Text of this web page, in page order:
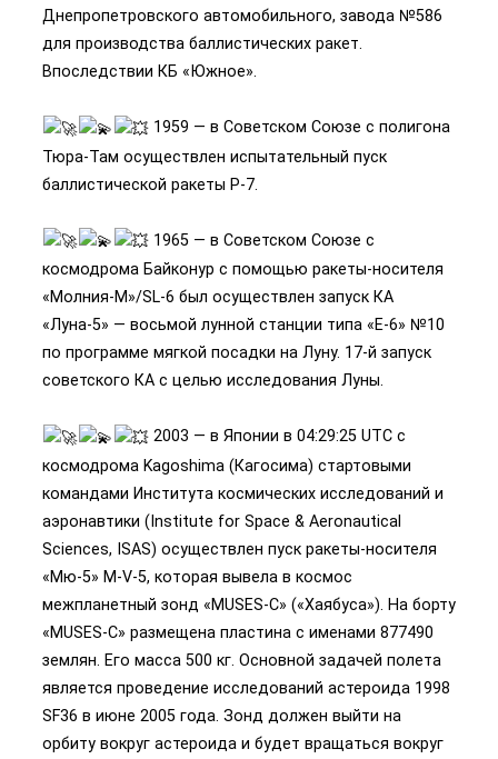
Днепропетровского автомобильного, завода №586
для производства баллистических ракет.
Впоследствии КБ «Южное».
1959 — в Советском Союзе с полигона
Тюра-Там осуществлен испытательный пуск
баллистической ракеты Р-7.
1965 — в Советском Союзе с
космодрома Байконур с помощью ракеты-носителя
«Молния-М»/SL-6 был осуществлен запуск КА
«Луна-5» — восьмой лунной станции типа «Е-6» №10
по программе мягкой посадки на Луну. 17-й запуск
советского КА с целью исследования Луны.
2003 — в Японии в 04:29:25 UTC с
космодрома Kagoshima (Кагосима) стартовыми
командами Института космических исследований и
аэронавтики (Institute for Space & Aeronautical
Sciences, ISAS) осуществлен пуск ракеты-носителя
«Мю-5» M-V-5, которая вывела в космос
межпланетный зонд «MUSES-C» («Хаябуса»). На борту
«MUSES-C» размещена пластина с именами 877490
землян. Его масса 500 кг. Основной задачей полета
является проведение исследований астероида 1998
SF36 в июне 2005 года. Зонд должен выйти на
орбиту вокруг астероида и будет вращаться вокруг